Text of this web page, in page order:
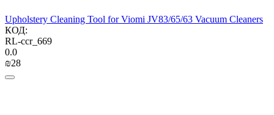
Upholstery Cleaning Tool for Viomi JV83/65/63 Vacuum Cleaners
КОД:
RL-ccr_669
0.0
₪‍28‍